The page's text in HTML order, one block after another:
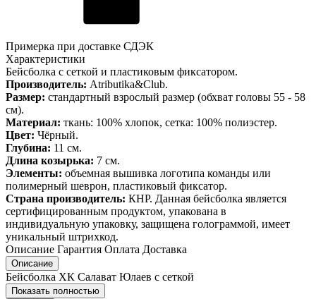
Примерка при доставке СДЭК
Характеристики
Бейсболка с сеткой и пластиковым фиксатором.
Производитель: Atributika&Club.
Размер: стандартный взрослый размер (обхват головы 55 - 58
см).
Материал: ткань: 100% хлопок, сетка: 100% полиэстер.
Цвет: Чёрный.
Глубина: 11 см.
Длина козырька: 7 см.
Элементы: объемная вышивка логотипа команды или
полимерный шеврон, пластиковый фиксатор.
Страна производитель: КНР. Данная бейсболка является
сертифицированным продуктом, упакована в
индивидуальную упаковку, защищена голограммой, имеет
уникальный штрихкод.
Описание Гарантия Оплата Доставка
Описание
Бейсболка ХК Салават Юлаев с сеткой
Показать полностью